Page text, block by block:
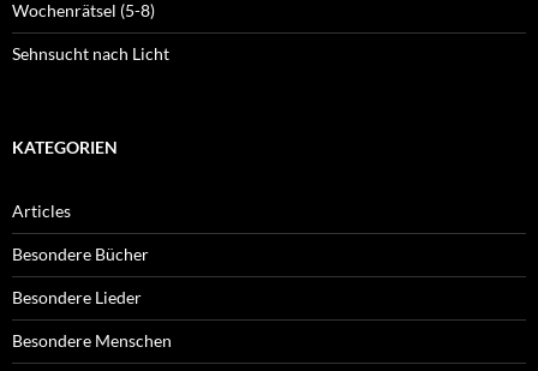
Wochenrätsel (5-8)
Sehnsucht nach Licht
KATEGORIEN
Articles
Besondere Bücher
Besondere Lieder
Besondere Menschen